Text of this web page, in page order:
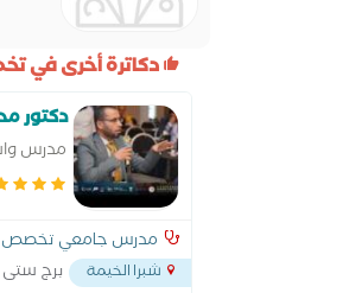
دكاترة أخرى في
دكتور
مدرس
قسطرة
مدرس جامعي تخصص
شبرا الخيمة برج